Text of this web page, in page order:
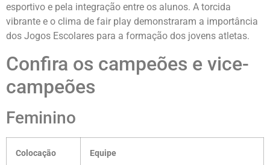
esportivo e pela integração entre os alunos. A torcida
vibrante e o clima de fair play demonstraram a importância
dos Jogos Escolares para a formação dos jovens atletas.
Confira os campeões e vice-
campeões
Feminino
Colocação Equipe